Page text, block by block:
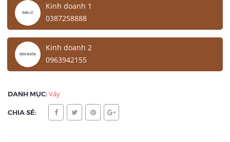
Kinh doanh 1
0387258888
Kinh doanh 2
0963942155
DANH MỤC:Váy
CHIA SẺ: